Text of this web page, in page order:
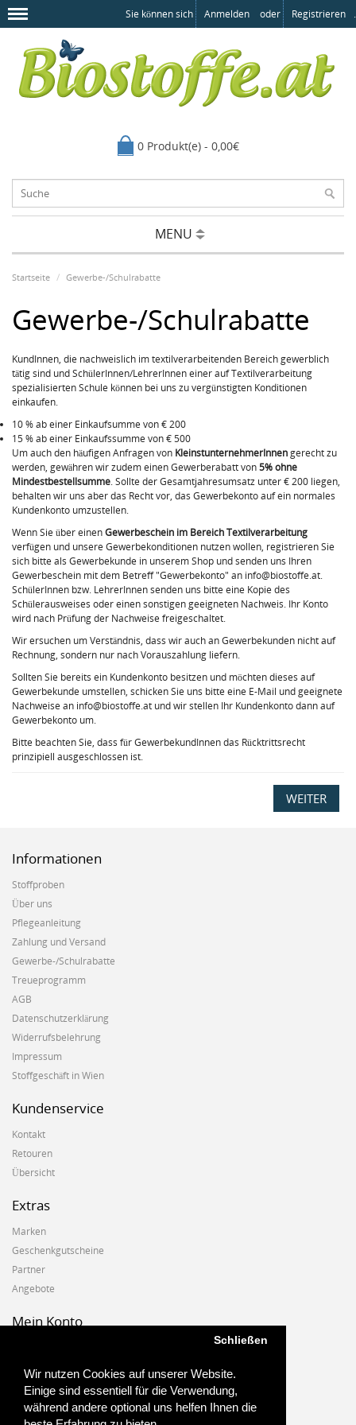
Wir nutzen Cookies auf unserer Website.
Einige sind essentiell für die Verwendung,
während andere optional uns helfen Ihnen die
Schließen
Sie können sich Anmelden oder Registrieren .
0 Produkt(e) - 0,00€
MENU
Startseite Gewerbe-/Schulrabatte
Gewerbe-/Schulrabatte
KundInnen, die nachweislich im textilverarbeitenden Bereich gewerblich
tätig sind und SchülerInnen/LehrerInnen einer auf Textilverarbeitung
spezialisierten Schule können bei uns zu vergünstigten Konditionen
einkaufen.
10 % ab einer Einkaufsumme von € 200
15 % ab einer Einkaufssumme von € 500
Um auch den häufigen Anfragen von KleinstunternehmerInnengerecht zu
werden, gewähren wir zudem einen Gewerberabatt von5% ohne
Mindestbestellsumme. Sollte der Gesamtjahresumsatz unter € 200 liegen,
behalten wir uns aber das Recht vor, das Gewerbekonto auf ein normales
Kundenkonto umzustellen.
Wenn Sie über einenGewerbeschein im Bereich Textilverarbeitung
verfügen und unsere Gewerbekonditionen nutzen wollen, registrieren Sie
sich bitte als Gewerbekunde in unserem Shop und senden uns Ihren
Gewerbeschein mit dem Betreff "Gewerbekonto" an info@biostoffe.at.
SchülerInnen bzw. LehrerInnen senden uns bitte eine Kopie des
Schülerausweises oder einen sonstigen geeigneten Nachweis. Ihr Konto
wird nach Prüfung der Nachweise freigeschaltet.
Wir ersuchen um Verständnis, dass wir auch an Gewerbekunden nicht auf
Rechnung, sondern nur nach Vorauszahlung liefern.
Sollten Sie bereits ein Kundenkonto besitzen und möchten dieses auf
Gewerbekunde umstellen, schicken Sie uns bitte eine E-Mail und geeignete
Nachweise an info@biostoffe.at und wir stellen Ihr Kundenkonto dann auf
Gewerbekonto um.
Bitte beachten Sie, dass für GewerbekundInnen das Rücktrittsrecht
prinzipiell ausgeschlossen ist.
WEITER
Informationen
Stoffproben
Über uns
Pflegeanleitung
Zahlung und Versand
Gewerbe-/Schulrabatte
Treueprogramm
AGB
Datenschutzerklärung
Widerrufsbelehrung
Impressum
Stoffgeschäft in Wien
Kundenservice
Kontakt
Retouren
Übersicht
Extras
Marken
Geschenkgutscheine
Partner
Angebote
Mein Konto
Auftragshistorie
Wunschzettel
Newsletter